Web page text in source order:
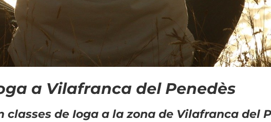
a Vilafranca del Penedès
classes de Ioga a la zona de Vilafranca del